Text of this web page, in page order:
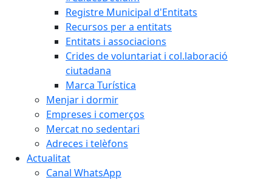
Registre Municipal d'Entitats
Recursos per a entitats
Entitats i associacions
Crides de voluntariat i col.laboració
ciutadana
Marca Turística
Menjar i dormir
Empreses i comerços
Mercat no sedentari
Adreces i telèfons
Actualitat
Canal WhatsApp